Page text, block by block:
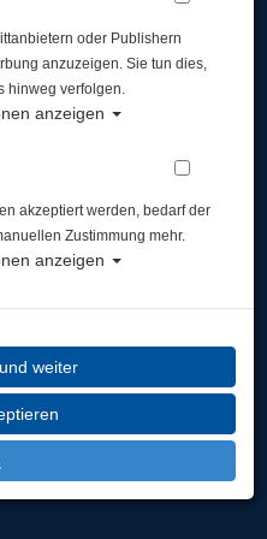
oder Publishern
anzuzeigen. Sie tun dies,
hinweg verfolgen.
anzeigen
akzeptiert werden, bedarf der
Zustimmung mehr.
anzeigen
weiter